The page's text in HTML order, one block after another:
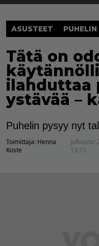
ASUSTEET PUHELIN
Tätä on
ilahduttaa
ystävää –
Puhelin pysyy nyt
Toimittaja: Henna
Koste
Julkaistu:
13:15